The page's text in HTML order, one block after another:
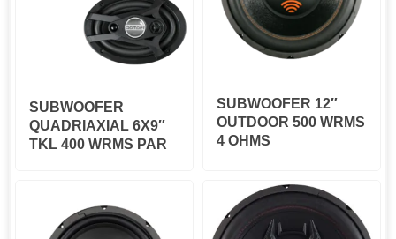
SUBWOOFER
QUADRIAXIAL 6X9″
TKL 400 WRMS PAR
SUBWOOFER 12″
OUTDOOR 500 WRMS
4 OHMS